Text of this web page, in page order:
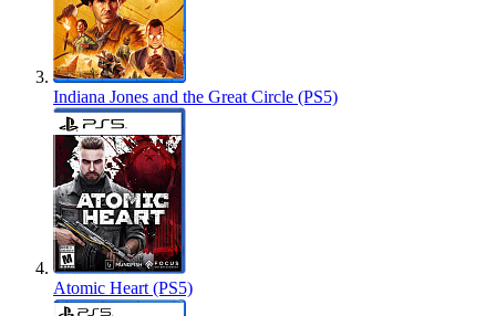
Indiana Jones and the Great Circle (PS5)
Atomic Heart (PS5)